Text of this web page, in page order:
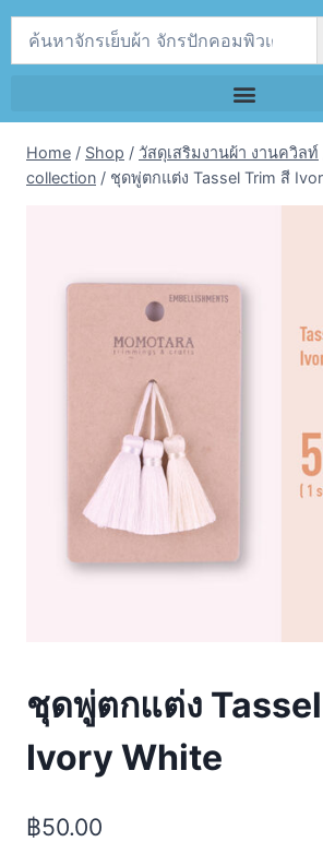
Home / Shop / วัสดุเสริมงานผ้า งานควิลท์
collection / ชุดพู่ตกแต่ง Tassel Trim สี
ชุดพู่ตกแต่ง
Ivory White
฿50.00